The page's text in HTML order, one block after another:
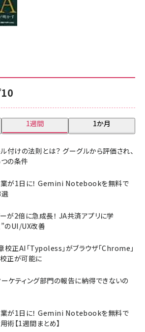
1週間 1か月
付けの法則とは？ グーグルから評価され、
の条件
業が1日に！ Gemini Notebookを無料で
が2倍に急成長！ JA共済アプリに学
のUI/UX改善
正AI「Typoless」がブラウザ「Chrome」
校正が可能に
ケティング部門の報告に納得できないの
業が1日に！ Gemini Notebookを無料で
術【1週間まとめ】